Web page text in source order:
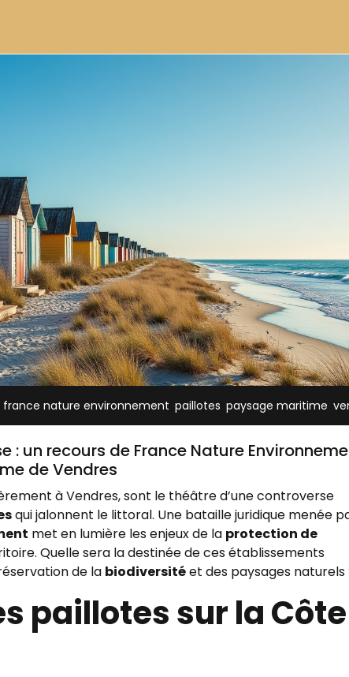
france nature environnement paillotes paysage maritime
: un recours de France Nature
de Vendres
à Vendres, sont le théâtre d’une controverse
qui jalonnent le littoral. Une bataille juridique menée
met en lumière les enjeux de la protection de
Quelle sera la destinée de ces établissements
de la biodiversitéet des paysages naturels
paillotes sur la Côte